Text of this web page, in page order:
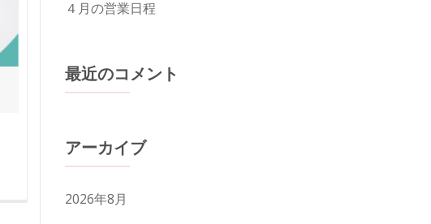
４月の営業日程
最近のコメント
アーカイブ
2026年8月